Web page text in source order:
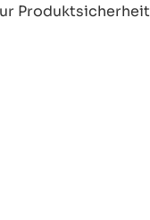
Produktsicherheit